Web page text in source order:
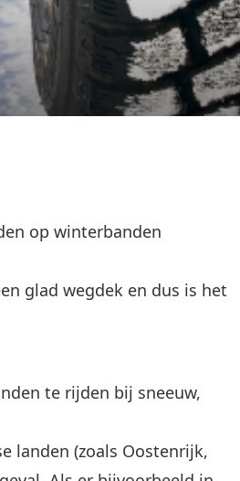
op winterbanden
glad wegdek en dus is het
te rijden bij sneeuw,
landen (zoals Oostenrijk,